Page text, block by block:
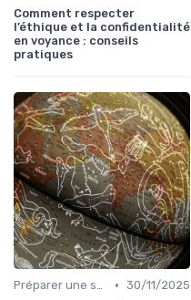
Comment respecter
l’éthique et la confidentialité
en voyance : conseils
pratiques
Préparer une session de voyance • 30/11/2025